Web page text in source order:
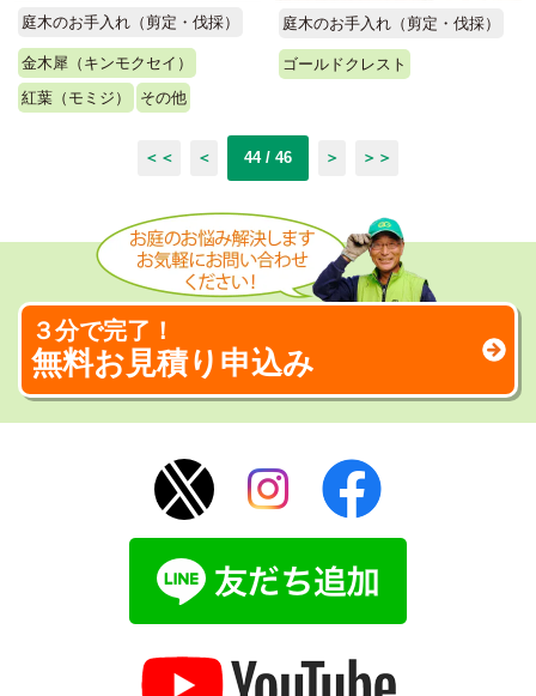
庭木のお手入れ（剪定・伐採）
金木犀（キンモクセイ）
紅葉（モミジ）
その他
庭木のお手入れ（剪定・伐採）
ゴールドクレスト
＜＜ ＜ 44 / 46 ＞ ＞＞
３分で完了！
無料お見積り申込み